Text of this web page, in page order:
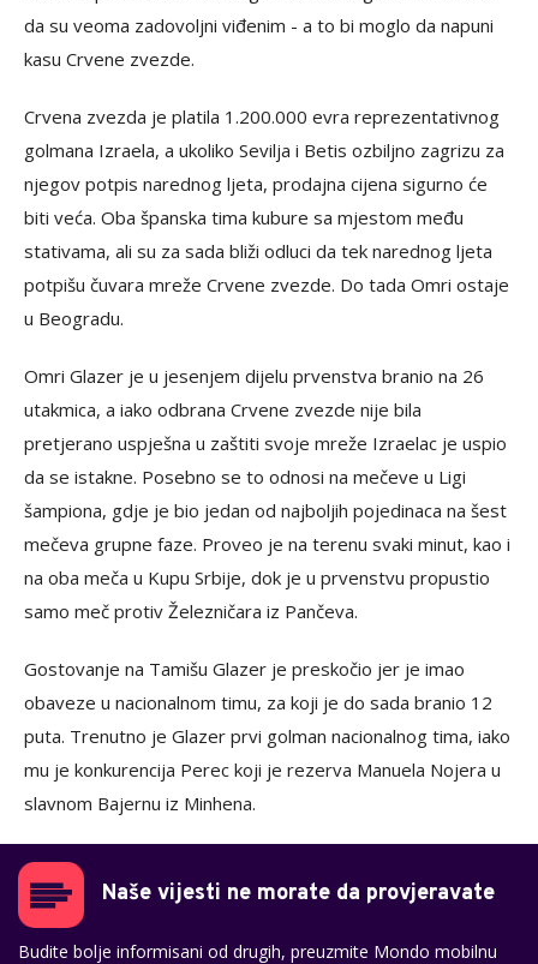
da su veoma zadovoljni viđenim - a to bi moglo da napuni
kasu Crvene zvezde.
Crvena zvezda je platila 1.200.000 evra reprezentativnog
golmana Izraela, a ukoliko Sevilja i Betis ozbiljno zagrizu za
njegov potpis narednog ljeta, prodajna cijena sigurno će
biti veća. Oba španska tima kubure sa mjestom među
stativama, ali su za sada bliži odluci da tek narednog ljeta
potpišu čuvara mreže Crvene zvezde. Do tada Omri ostaje
u Beogradu.
Omri Glazer je u jesenjem dijelu prvenstva branio na 26
utakmica, a iako odbrana Crvene zvezde nije bila
pretjerano uspješna u zaštiti svoje mreže Izraelac je uspio
da se istakne. Posebno se to odnosi na mečeve u Ligi
šampiona, gdje je bio jedan od najboljih pojedinaca na šest
mečeva grupne faze. Proveo je na terenu svaki minut, kao i
na oba meča u Kupu Srbije, dok je u prvenstvu propustio
samo meč protiv Železničara iz Pančeva.
Gostovanje na Tamišu Glazer je preskočio jer je imao
obaveze u nacionalnom timu, za koji je do sada branio 12
puta. Trenutno je Glazer prvi golman nacionalnog tima, iako
mu je konkurencija Perec koji je rezerva Manuela Nojera u
slavnom Bajernu iz Minhena.
Naše vijesti ne morate da provjeravate
Budite bolje informisani od drugih, preuzmite Mondo mobilnu